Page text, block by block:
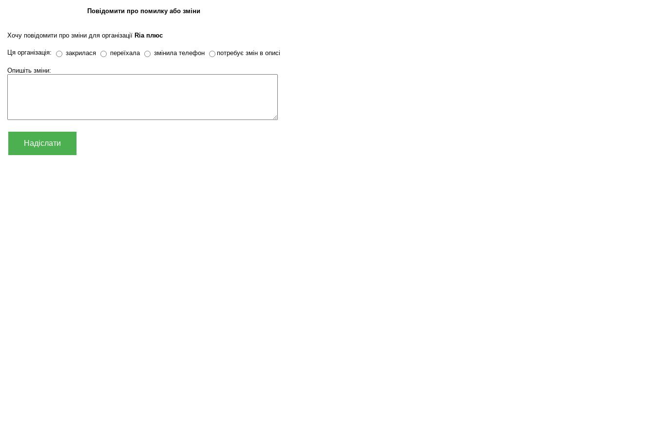
Повідомити про помилку або зміни
Хочу повідомити про зміни для організації Ria плюс
Ця організація: закрилася переїхала змінила телефон потребує змін в описі
Опишіть зміни:
Надіслати